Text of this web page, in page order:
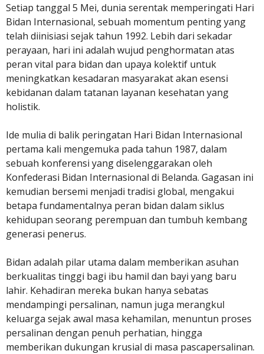
Setiap tanggal 5 Mei, dunia serentak memperingati Hari
Bidan Internasional, sebuah momentum penting yang
telah diinisiasi sejak tahun 1992. Lebih dari sekadar
perayaan, hari ini adalah wujud penghormatan atas
peran vital para bidan dan upaya kolektif untuk
meningkatkan kesadaran masyarakat akan esensi
kebidanan dalam tatanan layanan kesehatan yang
holistik.
Ide mulia di balik peringatan Hari Bidan Internasional
pertama kali mengemuka pada tahun 1987, dalam
sebuah konferensi yang diselenggarakan oleh
Konfederasi Bidan Internasional di Belanda. Gagasan ini
kemudian bersemi menjadi tradisi global, mengakui
betapa fundamentalnya peran bidan dalam siklus
kehidupan seorang perempuan dan tumbuh kembang
generasi penerus.
Bidan adalah pilar utama dalam memberikan asuhan
berkualitas tinggi bagi ibu hamil dan bayi yang baru
lahir. Kehadiran mereka bukan hanya sebatas
mendampingi persalinan, namun juga merangkul
keluarga sejak awal masa kehamilan, menuntun proses
persalinan dengan penuh perhatian, hingga
memberikan dukungan krusial di masa pascapersalinan.